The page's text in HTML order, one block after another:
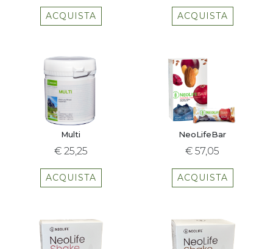
ACQUISTA ACQUISTA
Multi
€ 25,25
ACQUISTA
NeoLifeBar
€ 57,05
ACQUISTA